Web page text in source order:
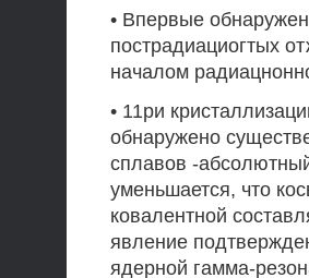
• Впервые
пострадиациогтых
началом
• 11ри
обнаружено
сплавов -
уменьшается, что
ковалентной
явление
ядерной гамма-